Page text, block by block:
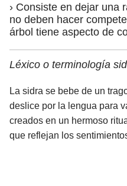
› Consiste en dejar una
no deben hacer
árbol tiene aspecto de
Léxico o terminología
La sidra se bebe de un
deslice por la lengua para
creados en un hermoso
que reflejan los